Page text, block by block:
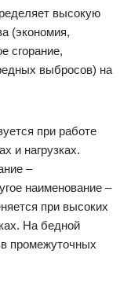
высокую
(экономия,
сгорание,
выбросов) на
при работе
и нагрузках.
–
наименование –
при высоких
На бедной
в промежуточных